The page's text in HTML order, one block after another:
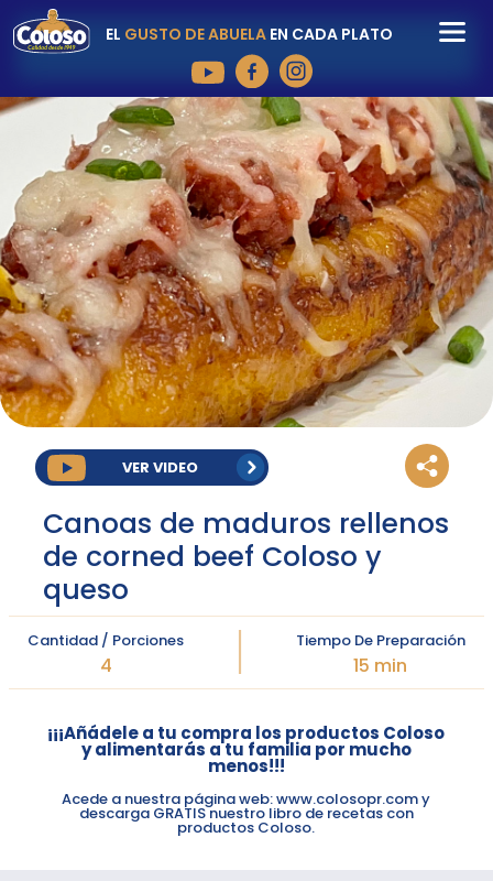
EL GUSTO DE ABUELAEN CADA PLATO
VER VIDEO
Canoas de maduros rellenos
de corned beef Coloso y
queso
Cantidad / Porciones
4
Tiempo De Preparación
15 min
¡¡¡Añádele a tu compra los productos Coloso
y alimentarás a tu familia por mucho
menos!!!
Acede a nuestra página web: www.colosopr.com y
descarga GRATIS nuestro libro de recetas con
productos Coloso.